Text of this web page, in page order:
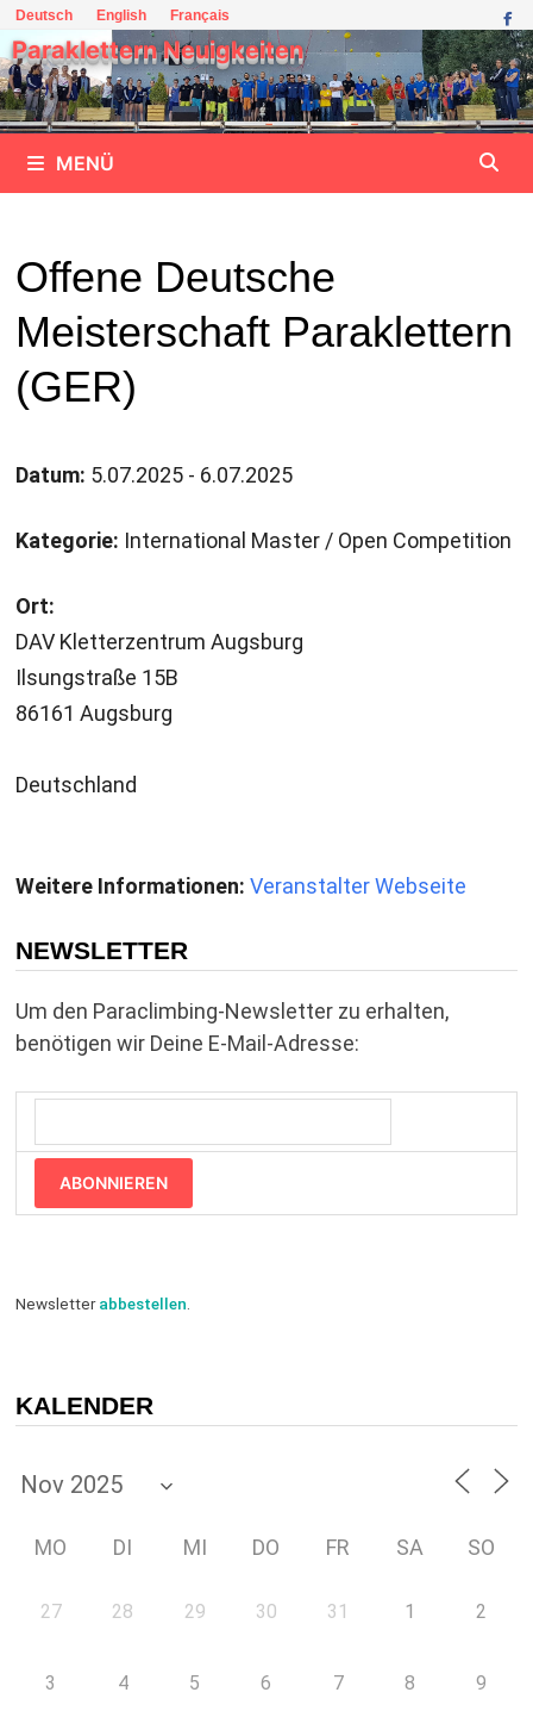
Zum
Inhalt
springen
Deutsch English Français
Paraklettern Neuigkeiten
MENÜ
Offene Deutsche
Meisterschaft Paraklettern
(GER)
Datum: 5.07.2025 - 6.07.2025
Kategorie: International Master / Open Competition
Ort:
DAV Kletterzentrum Augsburg
Ilsungstraße 15B
86161 Augsburg
Deutschland
Weitere Informationen: Veranstalter Webseite
NEWSLETTER
Um den Paraclimbing-Newsletter zu erhalten,
benötigen wir Deine E-Mail-Adresse:
ABONNIEREN
Newsletterabbestellen.
KALENDER
MO DI MI DO FR SA SO
27 28 29 30 31 1 2
3 4 5 6 7 8 9